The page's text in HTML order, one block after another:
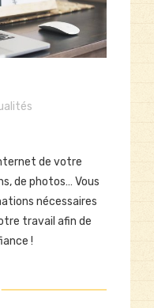
de votre
de photos… Vous
nécessaires
travail afin de
!